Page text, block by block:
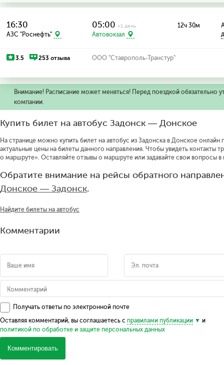
16:30
АЗС "Роснефть"
05:00+1 день
Автовокзал
12ч 30м
3.5 253 отзыва ООО "Ставрополь-Транстур"
Внимание! Расписание может меняться! Перед поездкой обязательно
компании.
Купить билет на автобус Задонск — Донское
На странице можно купить билет на автобус из Задонска в Донское онлайн
актуальные цены на билеты данного направления. Чтобы увидеть контакты
о маршруте». Оставляйте отзывы о маршруте или задавайте свои вопросы
Обратите внимание на рейсы обратного
Донское — Задонск.
Найдите билеты на автобус
Комментарии
Получать ответы по электронной почте
Оставляя комментарий, вы соглашаетесь с правилами публикации
и
политикой по обработке и защите персональных данных
Комментировать